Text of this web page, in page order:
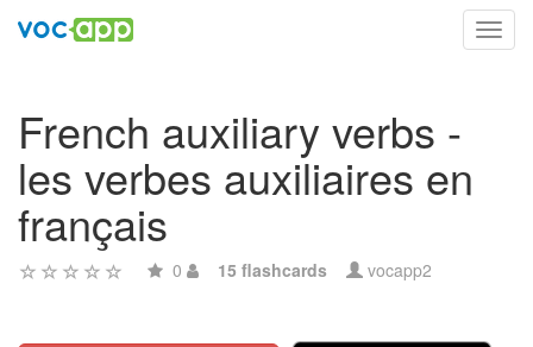
French auxiliary verbs -
les verbes auxiliaires en
français
0 15 flashcards vocapp2